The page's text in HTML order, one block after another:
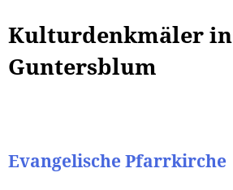
Kulturdenkmäler in
Guntersblum
Evangelische Pfarrkirche